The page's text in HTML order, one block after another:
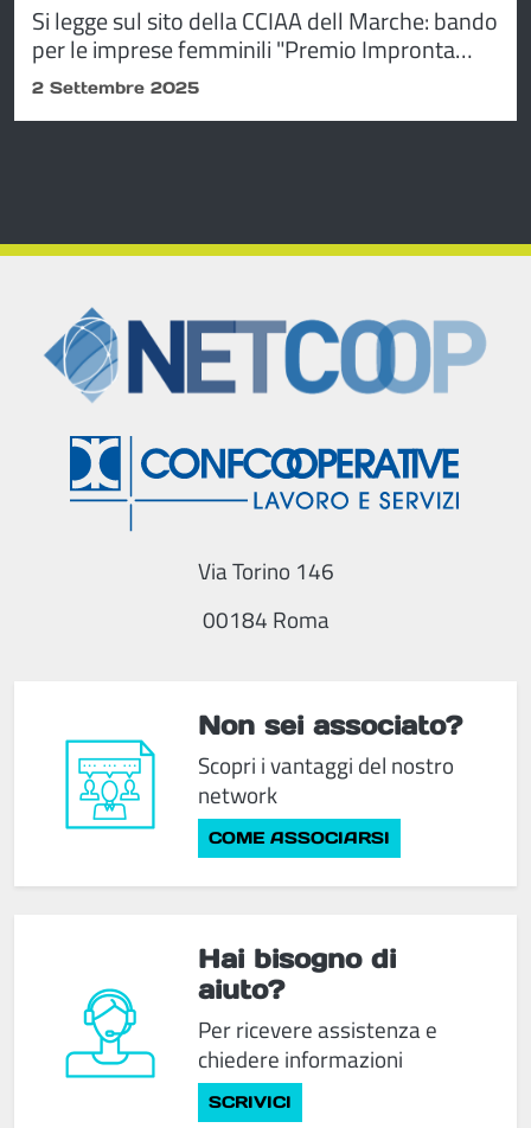
Si legge sul sito della CCIAA dell Marche: bando
per le imprese femminili "Premio Impronta
d'Impresa Marche 2025" (scadenza 16
settembre)
2 Settembre 2025
Non sei associato?
Scopri i vantaggi del nostro
network
COME ASSOCIARSI
Via Torino 146
00184 Roma
Hai bisogno di
aiuto?
Per ricevere assistenza e
chiedere informazioni
SCRIVICI